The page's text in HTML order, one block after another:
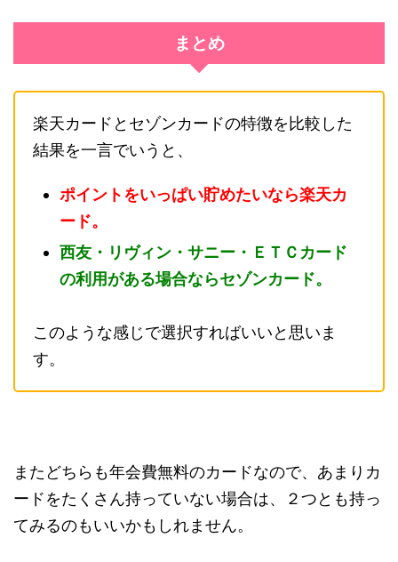
まとめ
楽天カードとセゾンカードの特徴を比較した
結果を一言でいうと、
ポイントをいっぱい貯めたいなら楽天カ
ード。
西友・リヴィン・サニー・ＥＴＣカード
の利用がある場合ならセゾンカード。
このような感じで選択すればいいと思いま
す。
またどちらも年会費無料のカードなので、あまりカ
ードをたくさん持っていない場合は、２つとも持っ
てみるのもいいかもしれません。